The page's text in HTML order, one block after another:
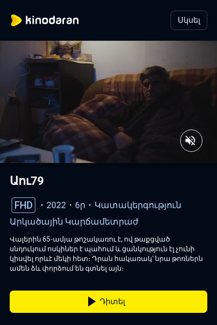
Սկսել
Աու79
FHD 2022 6ր
Կատակերգություն
Արկածային Կարճամետրաժ
Վալերին 65-ամյա թոշակառու է, ով թաքցված
սնդուկում ոսկիներ է պահում և ցանկություն էլ չունի
կիսվել որևէ մեկի հետ։ Դրան հակառակ՝ նրա թոռներն
ամեն ձև փորձում են գտնել այն։
Դիտել